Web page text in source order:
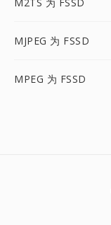
MJPEG 为 FSSD
MPEG 为 FSSD